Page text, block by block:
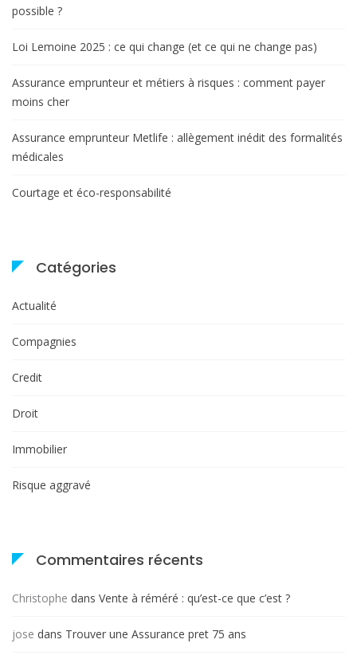
possible ?
Loi Lemoine 2025 : ce qui change (et ce qui ne change pas)
Assurance emprunteur et métiers à risques : comment payer
moins cher
Assurance emprunteur Metlife : allègement inédit des formalités
médicales
Courtage et éco-responsabilité
Catégories
Actualité
Compagnies
Credit
Droit
Immobilier
Risque aggravé
Commentaires récents
Christophe dans Vente à réméré : qu’est-ce que c’est ?
jose dans Trouver une Assurance pret 75 ans